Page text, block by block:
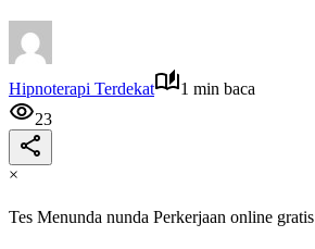
Hipnoterapi Terdekat
1 min baca
23
×
Tes Menunda nunda Perkerjaan online gratis